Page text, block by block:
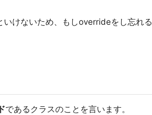
いけないため、もしoverrideをし忘れる
であるクラスのことを言います。